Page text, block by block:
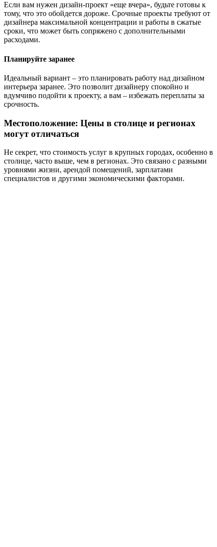
Если вам нужен дизайн-проект «еще вчера», будьте готовы к
тому, что это обойдется дороже. Срочные проекты требуют от
дизайнера максимальной концентрации и работы в сжатые
сроки, что может быть сопряжено с дополнительными
расходами.
Планируйте заранее
Идеальный вариант – это планировать работу над дизайном
интерьера заранее. Это позволит дизайнеру спокойно и
вдумчиво подойти к проекту, а вам – избежать переплаты за
срочность.
Местоположение: Цены в столице и регионах
могут отличаться
Не секрет, что стоимость услуг в крупных городах, особенно в
столице, часто выше, чем в регионах. Это связано с разными
уровнями жизни, арендой помещений, зарплатами
специалистов и другими экономическими факторами.